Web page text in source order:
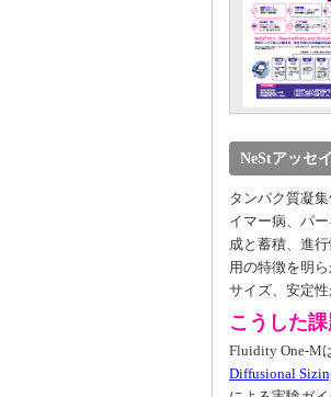
NeStアッセ
タンパク質凝
イマー病、パ
成と蓄積、進
用の特徴を明
サイズ、安定
こうした
Fluidity One-M
Diffusional